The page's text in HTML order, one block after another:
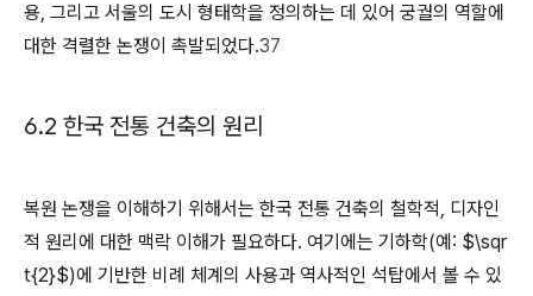
용, 그리고 서울의 도시 형태학을 정의하는 데 있어 궁궐의 역할에
대한 격렬한 논쟁이 촉발되었다.37
6.2 한국 전통 건축의 원리
복원 논쟁을 이해하기 위해서는 한국 전통 건축의 철학적, 디자인
적 원리에 대한 맥락 이해가 필요하다. 여기에는 기하학(예: $\sqr
t{2}$)에 기반한 비례 체계의 사용과 역사적인 석탑에서 볼 수 있